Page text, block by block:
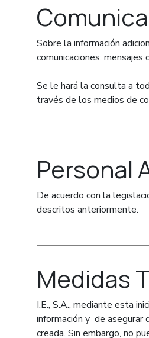
Sobre la información
comunicaciones:
Se le hará la consulta a
través de los medios de
Personal
De acuerdo con la
descritos anteriormente.
Medidas
I.E., S.A., mediante esta
información y de asegurar
creada. Sin embargo, no